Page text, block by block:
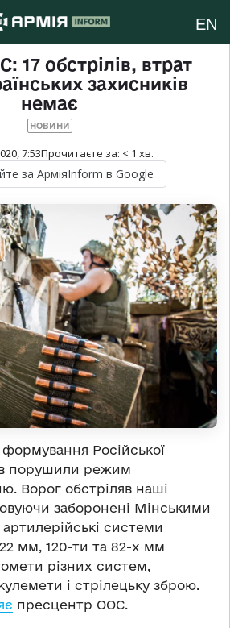
EN
17 обстрілів, втрат
захисників
немає
НОВИНИ
7:53Прочитаєте за: < 1 хв.
за АрміяInform в Google
Російської
порушили режим
Ворог обстріляв наші
заборонені Мінськими
системи
мм, 120-ти та 82-х мм
різних систем,
і стрілецьку зброю.
пресцентр ООС.